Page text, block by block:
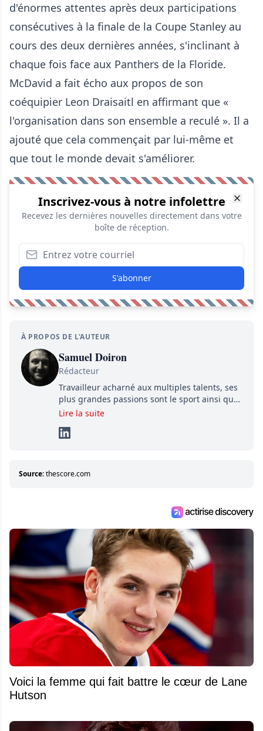
d'énormes attentes après deux participations
consécutives à la finale de la Coupe Stanley au
cours des deux dernières années, s'inclinant à
chaque fois face aux Panthers de la Floride.
McDavid a fait écho aux propos de son
coéquipier Leon Draisaitl en affirmant que «
l'organisation dans son ensemble a reculé ». Il a
ajouté que cela commençait par lui-même et
que tout le monde devait s'améliorer.
Inscrivez-vous à notre infolettre
Recevez les dernières nouvelles directement dans votre
boîte de réception.
S'abonner
À PROPOS DE L'AUTEUR
Samuel Doiron
Rédacteur
Travailleur acharné aux multiples talents, ses
plus grandes passions sont le sport ainsi que
le showbizz de la belle province et ailleurs. Il
détermination pour parvenir à se démarquer.
Lire la suite
Source:thescore.com
Voici la femme qui fait battre le cœur de Lane
Hutson